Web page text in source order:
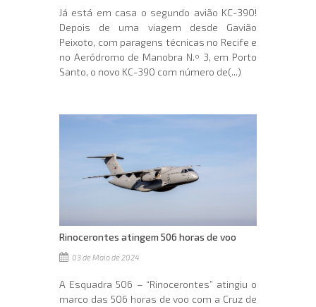
Já está em casa o segundo avião KC-390!
Depois de uma viagem desde Gavião
Peixoto, com paragens técnicas no Recife e
no Aeródromo de Manobra N.º 3, em Porto
Santo, o novo KC-390 com número de(...)
Rinocerontes atingem 506 horas de voo
03 de Maio de 2024
A Esquadra 506 – “Rinocerontes” atingiu o
marco das 506 horas de voo com a Cruz de